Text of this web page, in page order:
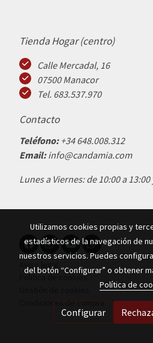
Tienda Hogar (centro)
Calle Mercadal, 16
07500 Manacor
Tel. 683.537.970
Contacto
Teléfono: +34 648.008.312
Email:info@candamia.com
Lunes a Viernes: de 10:00 a 13:00
Aviso legal
Política de cookies
Condiciones de compra
Utilizamos cookies propias y
estadísticos de la navegación de
nuestros servicios. Puedes
del botón “Configurar” o obtener
Política de
Configurar